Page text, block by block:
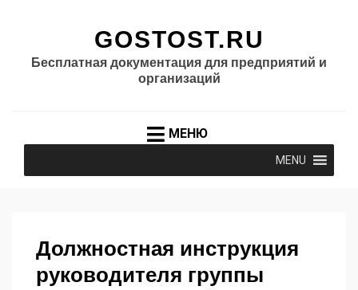
GOSTOST.RU
Бесплатная документация для предприятий и
организаций
МЕНЮ
MENU
Должностная инструкция
руководителя группы